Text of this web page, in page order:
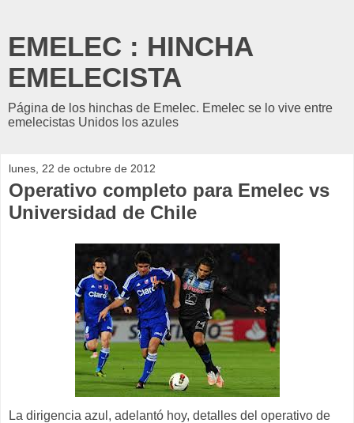
EMELEC : HINCHA
EMELECISTA
Página de los hinchas de Emelec. Emelec se lo vive entre
emelecistas Unidos los azules
lunes, 22 de octubre de 2012
Operativo completo para Emelec vs
Universidad de Chile
La dirigencia azul, adelantó hoy, detalles del operativo de